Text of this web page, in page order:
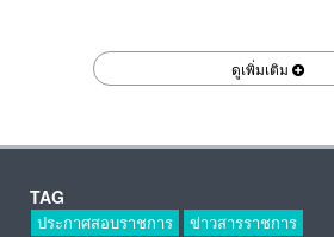
ดูเพิ่มเติม
TAG
ประกาศสอบราชการ ข่าวสารราชการ